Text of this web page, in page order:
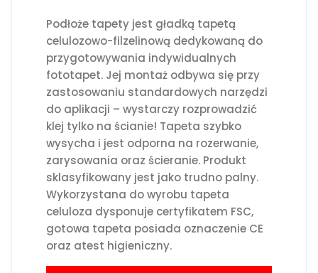
Podłoże tapety jest gładką tapetą
celulozowo-filzelinową dedykowaną do
przygotowywania indywidualnych
fototapet. Jej montaż odbywa się przy
zastosowaniu standardowych narzędzi
do aplikacji – wystarczy rozprowadzić
klej tylko na ścianie! Tapeta szybko
wysycha i jest odporna na rozerwanie,
zarysowania oraz ścieranie. Produkt
sklasyfikowany jest jako trudno palny.
Wykorzystana do wyrobu tapeta
celuloza dysponuje certyfikatem FSC,
gotowa tapeta posiada oznaczenie CE
oraz atest higieniczny.